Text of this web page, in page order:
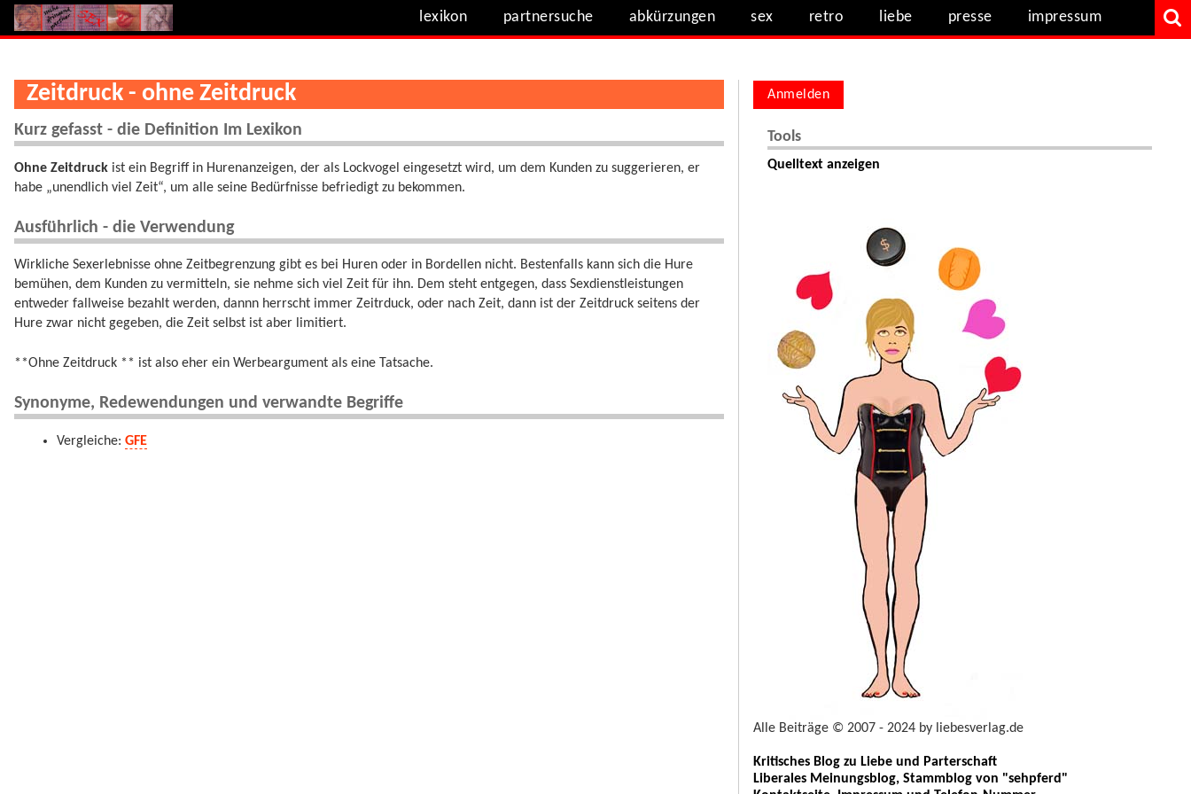
lexikon partnersuche abkürzungen sex retro liebe presse impressum
Zeitdruck - ohne Zeitdruck
Kurz gefasst - die Definition Im Lexikon
Ohne Zeitdruck ist ein Begriff in Hurenanzeigen, der als Lockvogel eingesetzt wird, um dem Kunden zu suggerieren, er
habe „unendlich viel Zeit“, um alle seine Bedürfnisse befriedigt zu bekommen.
Ausführlich - die Verwendung
Wirkliche Sexerlebnisse ohne Zeitbegrenzung gibt es bei Huren oder in Bordellen nicht. Bestenfalls kann sich die Hure
bemühen, dem Kunden zu vermitteln, sie nehme sich viel Zeit für ihn. Dem steht entgegen, dass Sexdienstleistungen
entweder fallweise bezahlt werden, dannn herrscht immer Zeitrduck, oder nach Zeit, dann ist der Zeitdruck seitens der
Hure zwar nicht gegeben, die Zeit selbst ist aber limitiert.
**Ohne Zeitdruck ** ist also eher ein Werbeargument als eine Tatsache.
Synonyme, Redewendungen und verwandte Begriffe
Vergleiche: GFE
Anmelden
Tools
Quelltext anzeigen
Alle Beiträge © 2007 - 2024 by liebesverlag.de
Kritisches Blog zu Liebe und Parterschaft
Liberales Meinungsblog, Stammblog von "sehpferd"